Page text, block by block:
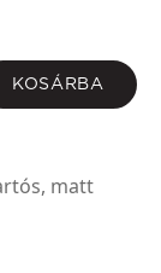
KOSÁRBA
matt